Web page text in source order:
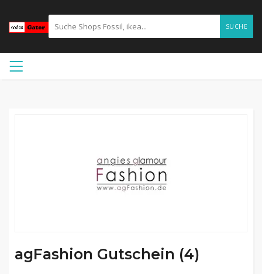
SUCHE
agFashion Gutschein (4)